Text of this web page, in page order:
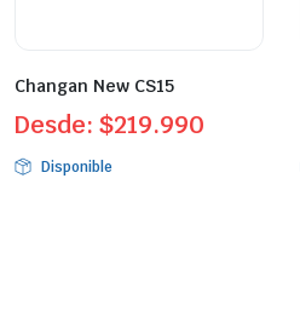
Changan New CS15
Desde: $219.990
Disponible